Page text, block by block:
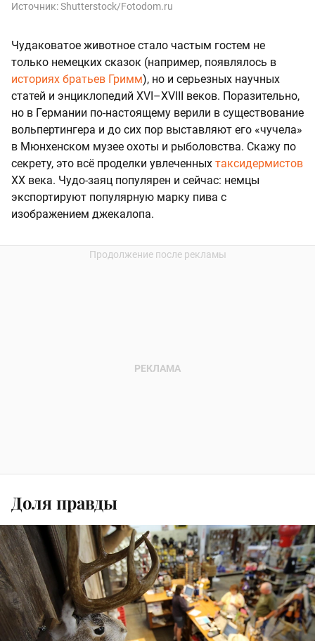
Источник:Shutterstock/Fotodom.ru
Чудаковатое животное стало частым гостем не
только немецких сказок (например, появлялось в
историях братьев Гримм), но и серьезных научных
статей и энциклопедий XVI–XVIII веков. Поразительно,
но в Германии по-настоящему верили в существование
вольпертингера и до сих пор выставляют его «чучела»
в Мюнхенском музее охоты и рыболовства. Скажу по
секрету, это всё проделки увлеченных таксидермистов
XX века. Чудо-заяц популярен и сейчас: немцы
экспортируют популярную марку пива с
изображением джекалопа.
Доля правды